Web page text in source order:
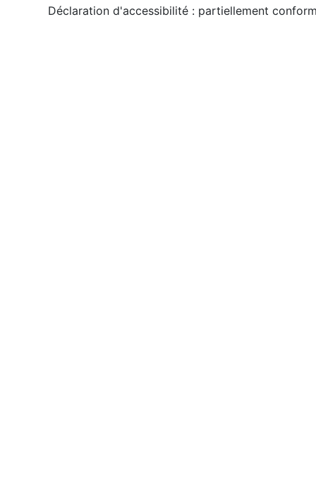
Déclaration d'accessibilité : partiellement